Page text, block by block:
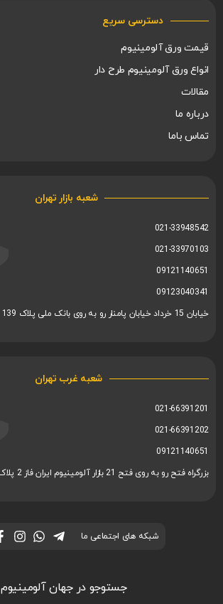
دسترسی سریع
قیمت ورق آلومینیوم
انواع ورق آلومینیوم طرح دار
مقالات
درباره ما
تماس باما
شعبه بازار تهران
021-33948542
021-33970103
09121140651
09123040341
خیابان 15 خرداد خیابان پامنار رو به روی بانک ملی پلاک 139
شعبه غرب تهران
021-66391201
021-66391202
09121140651
بزرگراه فتح رو به روی فتح 21 بازار آلومینیوم ایران فاز 2 پلاک 111
شبکه های اجتماعی ما
جستوجو در جهان آلومینیوم